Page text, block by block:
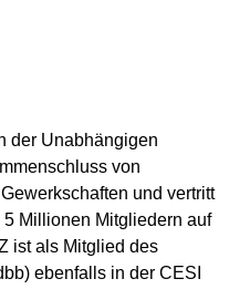
der Unabhängigen
von
und vertritt
Millionen Mitgliedern auf
ist als Mitglied des
ebenfalls in der CESI